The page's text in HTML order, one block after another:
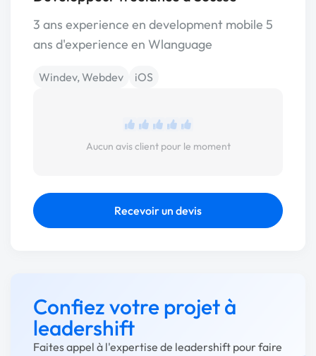
3 ans experience en development mobile 5
ans d'experience en Wlanguage
Windev, Webdev iOS
Aucun avis client pour le moment
Recevoir un devis
Confiez votre projet à
leadershift
Faites appel à l'expertise de leadershift pour faire